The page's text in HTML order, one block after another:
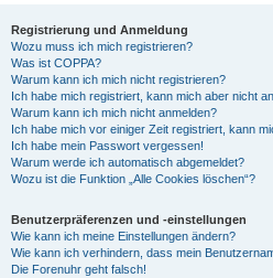
Registrierung und Anmeldung
Wozu muss ich mich registrieren?
Was ist COPPA?
Warum kann ich mich nicht registrieren?
Ich habe mich registriert, kann mich aber nicht
Warum kann ich mich nicht anmelden?
Ich habe mich vor einiger Zeit registriert, kann
Ich habe mein Passwort vergessen!
Warum werde ich automatisch abgemeldet?
Wozu ist die Funktion „Alle Cookies löschen“?
Benutzerpräferenzen und -einstellungen
Wie kann ich meine Einstellungen ändern?
Wie kann ich verhindern, dass mein
Die Forenuhr geht falsch!